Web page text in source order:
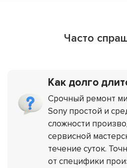
Часто
Как долго
Срочный ремонт
Sony простой и
сложности
сервисной
течение суток.
от специфики